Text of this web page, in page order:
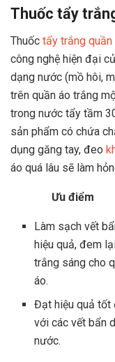
Thuốc tẩy
Thuốc tẩy trắng quần
công nghệ hiện đại
dạng nước (mồ hôi,
trên quần áo trắng
trong nước tẩy tầm
sản phẩm có chứa
dụng găng tay, đeo
áo quá lâu sẽ làm
Ưu điểm
Làm sạch vết
hiệu quả, đem
trắng sáng cho
áo.
Đạt hiệu quả tốt
với các vết bẩn
nước.